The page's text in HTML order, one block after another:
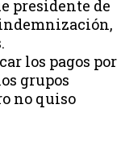
presidente de
indemnización,
los pagos por
grupos
no quiso